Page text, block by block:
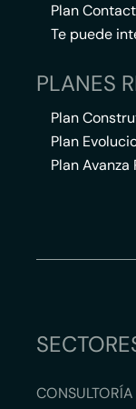
Plan
Te puede
PLANES
Plan
Plan
Plan